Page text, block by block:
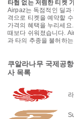
타협 없는 저렴한 티켓
Airpaz는 독점적인 딜과
격으로 티켓을 예약할
가격의 혜택을 누리세
때보다 쉬워졌습니다.
과 타의 추종을 불허하
쿠알라나무 국제공
사 목록